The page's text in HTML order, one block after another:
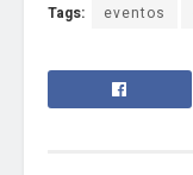
Tags: eventos